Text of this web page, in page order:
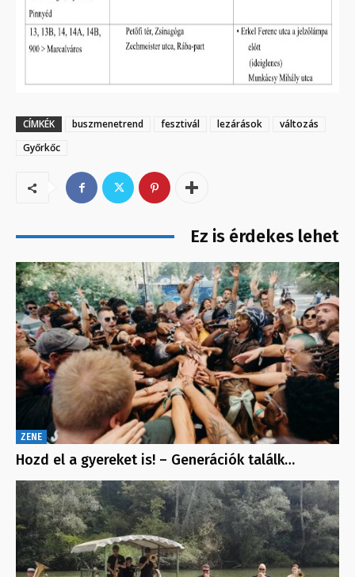
CÍMKÉK buszmenetrend fesztivál lezárások
változás
Győrkőc
Ez is érdekes lehet
ZENE
Hozd el a gyereket is! – Generációk találk…